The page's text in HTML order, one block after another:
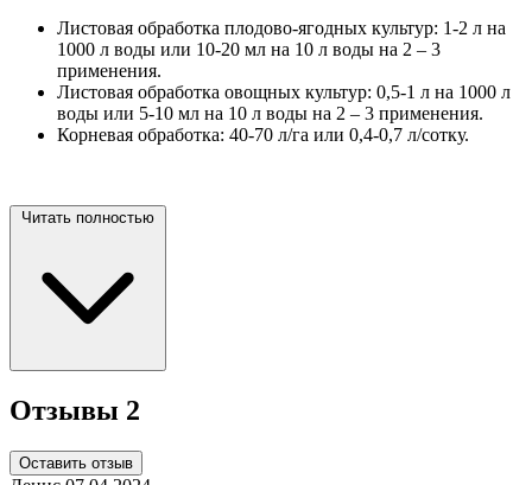
Листовая обработка плодово-ягодных культур: 1-2 л на
1000 л воды или 10-20 мл на 10 л воды на 2 – 3
применения.
Листовая обработка овощных культур: 0,5-1 л на 1000 л
воды или 5-10 мл на 10 л воды на 2 – 3 применения.
Корневая обработка: 40-70 л/га или 0,4-0,7 л/сотку.
Читать полностью
Отзывы 2
Оставить отзыв